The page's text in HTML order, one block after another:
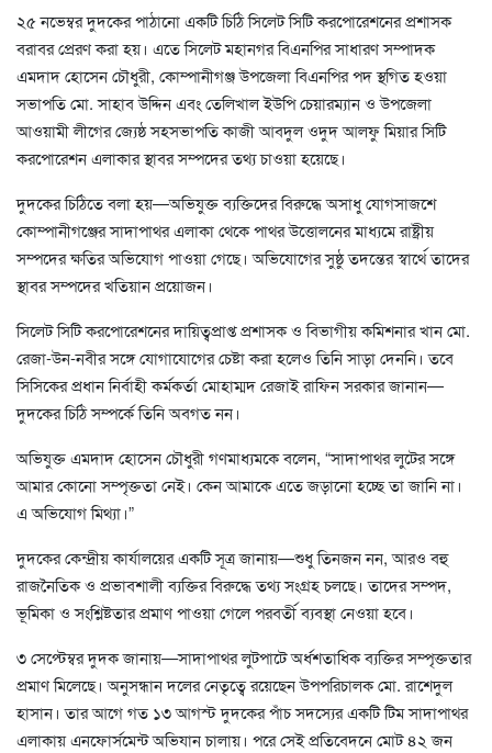
২৫ নভেম্বর দুদকের পাঠানো একটি চিঠি সিলেট সিটি করপোরেশনের প্রশাসক
বরাবর প্রেরণ করা হয়। এতে সিলেট মহানগর বিএনপির সাধারণ সম্পাদক
এমদাদ হোসেন চৌধুরী, কোম্পানীগঞ্জ উপজেলা বিএনপির পদ স্থগিত হওয়া
সভাপতি মো. সাহাব উদ্দিন এবং তেলিখাল ইউপি চেয়ারম্যান ও উপজেলা
আওয়ামী লীগের জ্যেষ্ঠ সহসভাপতি কাজী আবদুল ওদুদ আলফু মিয়ার সিটি
করপোরেশন এলাকার স্থাবর সম্পদের তথ্য চাওয়া হয়েছে।
দুদকের চিঠিতে বলা হয়—অভিযুক্ত ব্যক্তিদের বিরুদ্ধে অসাধু যোগসাজশে
কোম্পানীগঞ্জের সাদাপাথর এলাকা থেকে পাথর উত্তোলনের মাধ্যমে রাষ্ট্রীয়
সম্পদের ক্ষতির অভিযোগ পাওয়া গেছে। অভিযোগের সুষ্ঠু তদন্তের স্বার্থে তাদের
স্থাবর সম্পদের খতিয়ান প্রয়োজন।
সিলেট সিটি করপোরেশনের দায়িত্বপ্রাপ্ত প্রশাসক ও বিভাগীয় কমিশনার খান মো.
রেজা-উন-নবীর সঙ্গে যোগাযোগের চেষ্টা করা হলেও তিনি সাড়া দেননি। তবে
সিসিকের প্রধান নির্বাহী কর্মকর্তা মোহাম্মদ রেজাই রাফিন সরকার জানান—
দুদকের চিঠি সম্পর্কে তিনি অবগত নন।
অভিযুক্ত এমদাদ হোসেন চৌধুরী গণমাধ্যমকে বলেন, “সাদাপাথর লুটের সঙ্গে
আমার কোনো সম্পৃক্ততা নেই। কেন আমাকে এতে জড়ানো হচ্ছে তা জানি না।
এ অভিযোগ মিথ্যা।”
দুদকের কেন্দ্রীয় কার্যালয়ের একটি সূত্র জানায়—শুধু তিনজন নন, আরও বহু
রাজনৈতিক ও প্রভাবশালী ব্যক্তির বিরুদ্ধে তথ্য সংগ্রহ চলছে। তাদের সম্পদ,
ভূমিকা ও সংশ্লিষ্টতার প্রমাণ পাওয়া গেলে পরবর্তী ব্যবস্থা নেওয়া হবে।
৩ সেপ্টেম্বর দুদক জানায়—সাদাপাথর লুটপাটে অর্ধশতাধিক ব্যক্তির সম্পৃক্ততার
প্রমাণ মিলেছে। অনুসন্ধান দলের নেতৃত্বে রয়েছেন উপপরিচালক মো. রাশেদুল
হাসান। তার আগে গত ১৩ আগস্ট দুদকের পাঁচ সদস্যের একটি টিম সাদাপাথর
এলাকায় এনফোর্সমেন্ট অভিযান চালায়। পরে সেই প্রতিবেদনে মোট ৪২ জন